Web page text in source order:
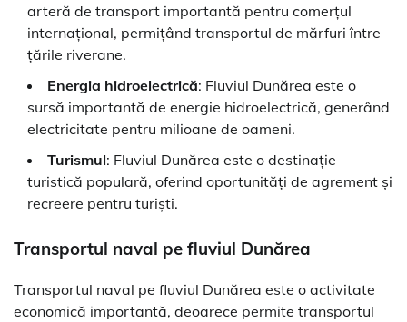
arteră de transport importantă pentru comerțul
internațional, permițând transportul de mărfuri între
țările riverane.
Energia hidroelectrică: Fluviul Dunărea este o
sursă importantă de energie hidroelectrică, generând
electricitate pentru milioane de oameni.
Turismul: Fluviul Dunărea este o destinație
turistică populară, oferind oportunități de agrement și
recreere pentru turiști.
Transportul naval pe fluviul Dunărea
Transportul naval pe fluviul Dunărea este o activitate
economică importantă, deoarece permite transportul